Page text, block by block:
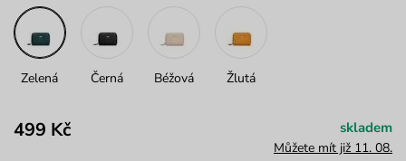
Zelená Černá Béžová Žlutá
499 Kč skladem
Můžete mít již 11. 08.